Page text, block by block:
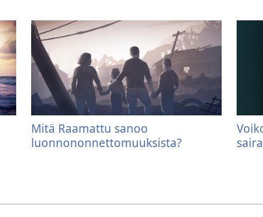
Mitä Raamattu sanoo
luonnononnettomuuksista?